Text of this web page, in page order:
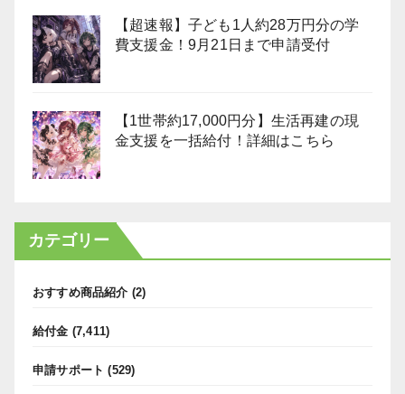
【超速報】子ども1人約28万円分の学
費支援金！9月21日まで申請受付
【1世帯約17,000円分】生活再建の現
金支援を一括給付！詳細はこちら
カテゴリー
おすすめ商品紹介 (2)
給付金 (7,411)
申請サポート (529)